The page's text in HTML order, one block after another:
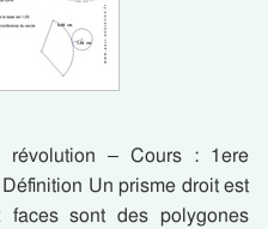
– Cours : 1ere
Un prisme droit est
sont des polygones